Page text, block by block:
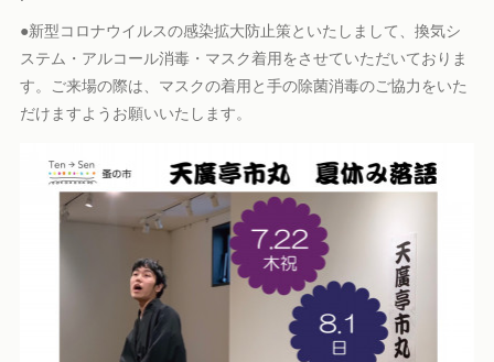
●新型コロナウイルスの感染拡大防止策といたしまして、換気シ
ステム・アルコール消毒・マスク着用をさせていただいておりま
す。ご来場の際は、マスクの着用と手の除菌消毒のご協力をいた
だけますようお願いいたします。